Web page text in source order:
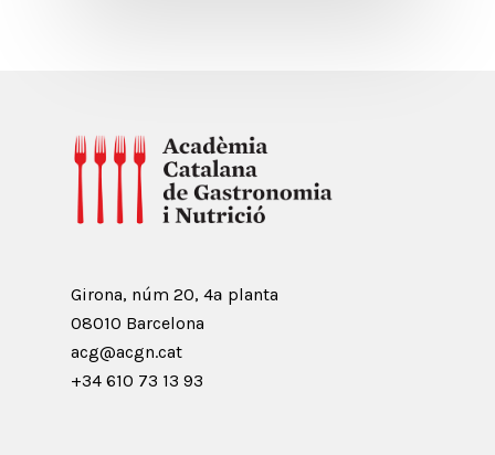
Girona, núm 20, 4ª planta
08010 Barcelona
acg@acgn.cat
+34 610 73 13 93